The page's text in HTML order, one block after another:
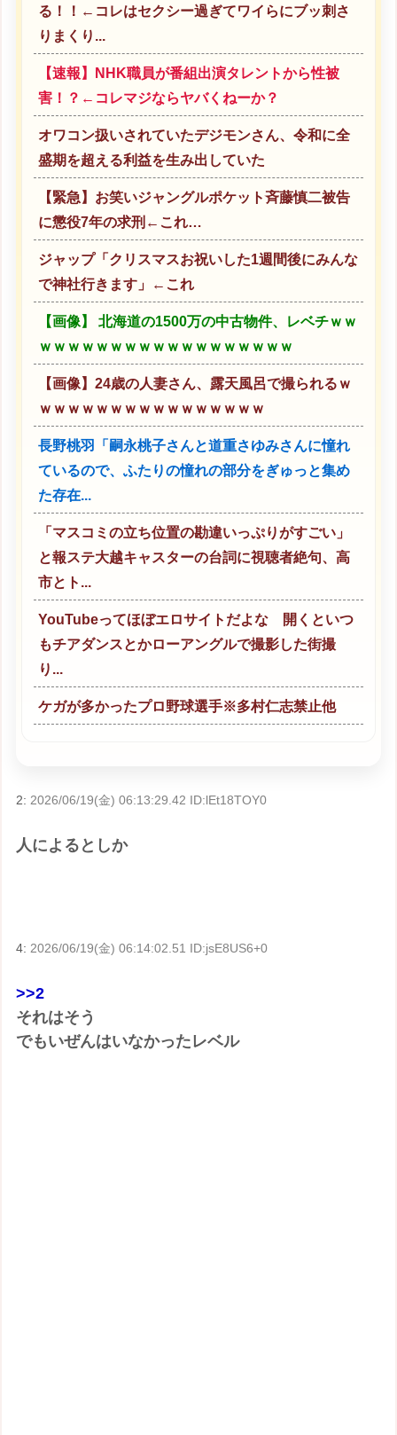
る！！←コレはセクシー過ぎてワイらにブッ刺さ
りまくり...
【速報】NHK職員が番組出演タレントから性被
害！？←コレマジならヤバくねーか？
オワコン扱いされていたデジモンさん、令和に全
盛期を超える利益を生み出していた
【緊急】お笑いジャングルポケット斉藤慎二被告
に懲役7年の求刑←これ…
ジャップ「クリスマスお祝いした1週間後にみんな
で神社行きます」←これ
【画像】 北海道の1500万の中古物件、レベチｗｗ
ｗｗｗｗｗｗｗｗｗｗｗｗｗｗｗｗｗｗ
【画像】24歳の人妻さん、露天風呂で撮られるｗ
ｗｗｗｗｗｗｗｗｗｗｗｗｗｗｗｗ
長野桃羽「嗣永桃子さんと道重さゆみさんに憧れ
ているので、ふたりの憧れの部分をぎゅっと集め
た存在...
「マスコミの立ち位置の勘違いっぷりがすごい」
と報ステ大越キャスターの台詞に視聴者絶句、高
市とト...
YouTubeってほぼエロサイトだよな 開くといつ
もチアダンスとかローアングルで撮影した街撮
り...
ケガが多かったプロ野球選手※多村仁志禁止他
2: 2026/06/19(金) 06:13:29.42 ID:lEt18TOY0
人によるとしか
4: 2026/06/19(金) 06:14:02.51 ID:jsE8US6+0
>>2
それはそう
でもいぜんはいなかったレベル